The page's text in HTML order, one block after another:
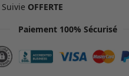
OFFERTE
Paiement 100% Sécurisé